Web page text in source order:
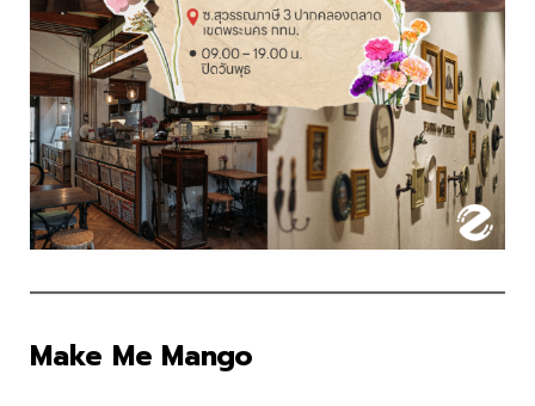
Make Me Mango